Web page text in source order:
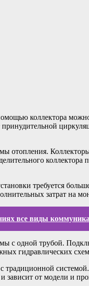
коллектора
отопления.
требуется
затрат на
все виды
одной трубой.
гидравлических
зависит от модели и